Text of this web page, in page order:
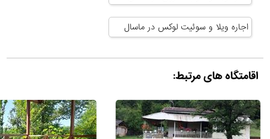
اجاره ویلا و سوئیت لوکس در ماسال
اقامتگاه های مرتبط: